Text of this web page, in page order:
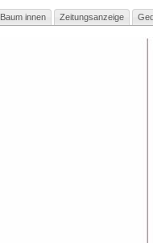
innen Zeitungsanzeige